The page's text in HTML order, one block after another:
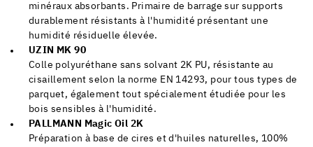
minéraux absorbants. Primaire de barrage sur supports
durablement résistants à l'humidité présentant une
humidité résiduelle élevée.
UZIN MK 90
Colle polyuréthane sans solvant 2K PU, résistante au
cisaillement selon la norme EN 14293, pour tous types de
parquet, également tout spécialement étudiée pour les
bois sensibles à l'humidité.
PALLMANN Magic Oil 2K
Préparation à base de cires et d'huiles naturelles, 100%